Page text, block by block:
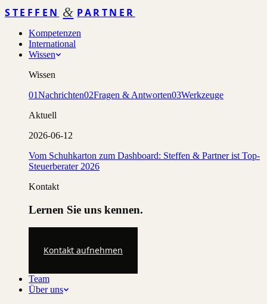
STEFFEN & PARTNER
Kompetenzen
International
Wissen
Wissen
01Nachrichten02Fragen & Antworten03Werkzeuge
Aktuell
2026-06-12
Vom Schuhkarton zum Dashboard: Steffen & Partner ist Top-
Steuerberater 2026
Kontakt
Lernen Sie uns kennen.
Kontakt aufnehmen
Team
Über uns